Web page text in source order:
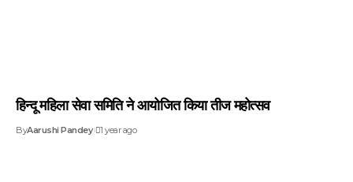
हिन्दू महिला सेवा समिति ने आयोजित किया तीज महोत्सव
ByAarushi Pandey 1 year ago